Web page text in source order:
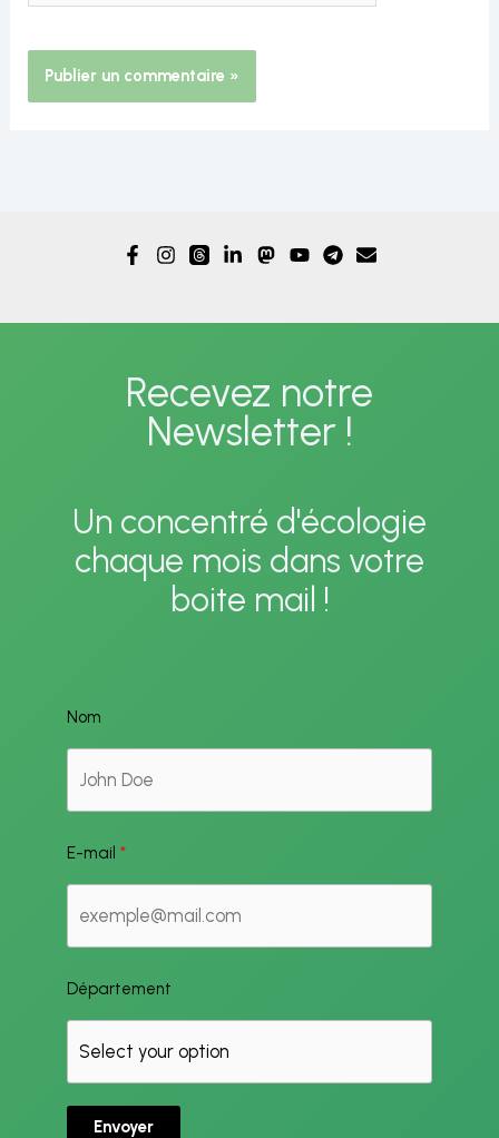
Recevez notre
Newsletter !
Un concentré d'écologie
chaque mois dans votre
boite mail !
Nom
E-mail
Département
Envoyer